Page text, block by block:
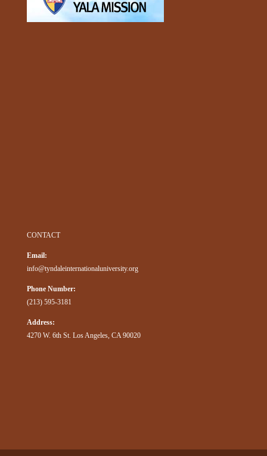
CONTACT
Email:
info@tyndaleinternationaluniversity.org
Phone Number:
(213) 595-3181
Address:
4270 W. 6th St. Los Angeles, CA 90020